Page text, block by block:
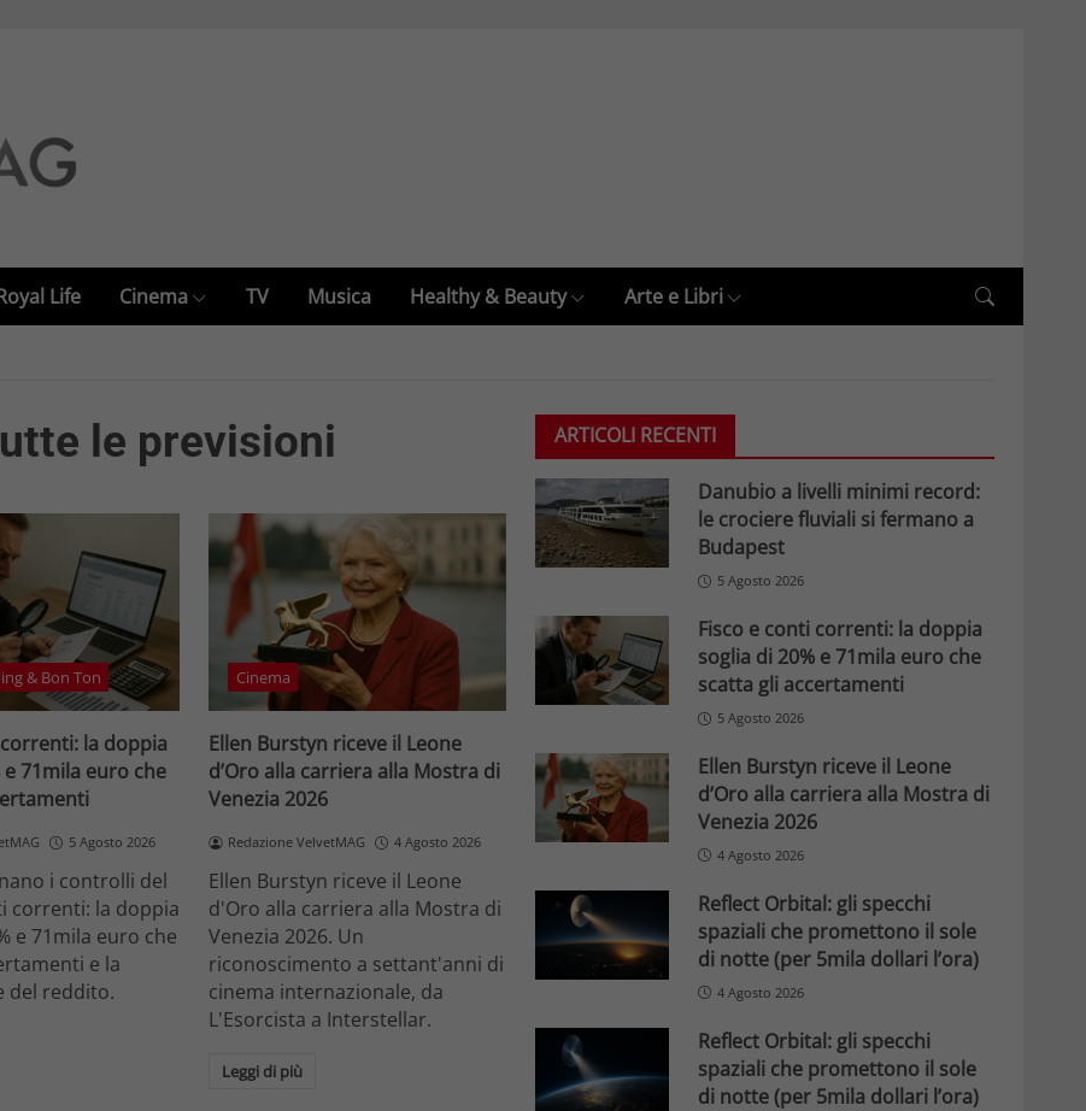
Life Cinema TV Musica Healthy & Beauty Arte e Libri
le previsioni
& Bon Ton
la doppia
e 71mila euro che
5 Agosto 2026
i controlli del
correnti: la doppia
e 71mila euro che
e la
del reddito.
Cinema
Ellen Burstyn riceve il Leone
d’Oro alla carriera alla Mostra di
Venezia 2026
Redazione VelvetMAG 4 Agosto 2026
Ellen Burstyn riceve il Leone
d'Oro alla carriera alla Mostra di
Venezia 2026. Un
riconoscimento a settant'anni di
cinema internazionale, da
L'Esorcista a Interstellar.
Leggi di più
ARTICOLI RECENTI
Danubio a livelli minimi record:
le crociere fluviali si fermano a
Budapest
5 Agosto 2026
Fisco e conti correnti: la doppia
soglia di 20% e 71mila euro che
scatta gli accertamenti
5 Agosto 2026
Ellen Burstyn riceve il Leone
d’Oro alla carriera alla Mostra di
Venezia 2026
4 Agosto 2026
Reflect Orbital: gli specchi
spaziali che promettono il sole
di notte (per 5mila dollari l’ora)
4 Agosto 2026
Reflect Orbital: gli specchi
spaziali che promettono il sole
di notte (per 5mila dollari l’ora)